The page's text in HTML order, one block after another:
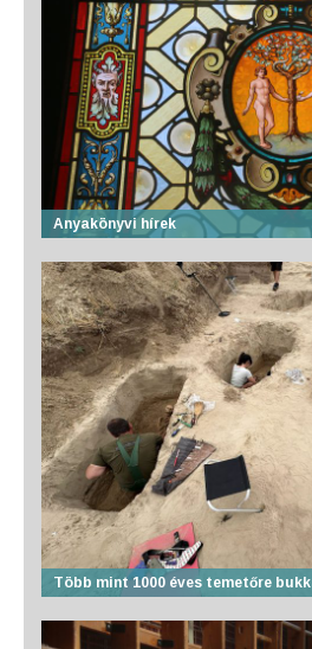
Anyakönyvi hírek
Több mint 1000 éves temetőre